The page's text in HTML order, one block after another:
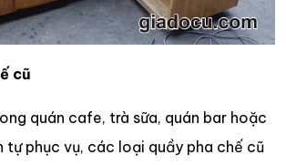
cũ
quán cafe, trà sữa, quán bar hoặc
tự phục vụ, các loại quầy pha chế cũ